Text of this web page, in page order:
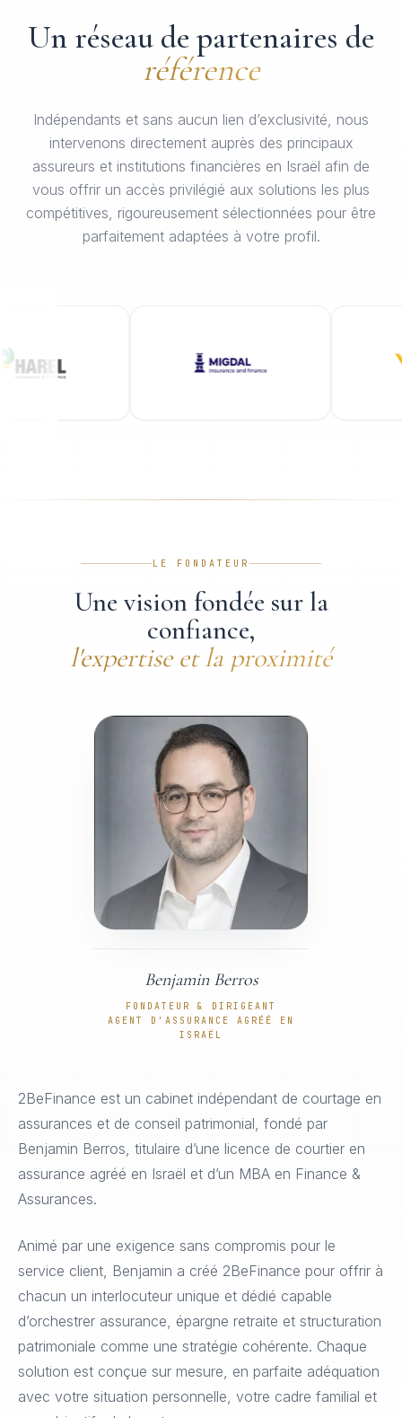
Un réseau de partenaires de
référence
Indépendants et sans aucun lien d’exclusivité, nous
intervenons directement auprès des principaux
assureurs et institutions financières en Israël afin de
vous offrir un accès privilégié aux solutions les plus
compétitives, rigoureusement sélectionnées pour être
parfaitement adaptées à votre profil.
LE FONDATEUR
Une vision fondée sur la
confiance,
l'expertise et la proximité
Benjamin Berros
FONDATEUR & DIRIGEANT
AGENT D'ASSURANCE AGRÉÉ EN
ISRAËL
2BeFinance est un cabinet indépendant de courtage en
assurances et de conseil patrimonial, fondé par
Benjamin Berros, titulaire d’une licence de courtier en
assurance agréé en Israël et d’un MBA en Finance &
Assurances.
Animé par une exigence sans compromis pour le
service client, Benjamin a créé 2BeFinance pour offrir à
chacun un interlocuteur unique et dédié capable
d’orchestrer assurance, épargne retraite et structuration
patrimoniale comme une stratégie cohérente. Chaque
solution est conçue sur mesure, en parfaite adéquation
avec votre situation personnelle, votre cadre familial et